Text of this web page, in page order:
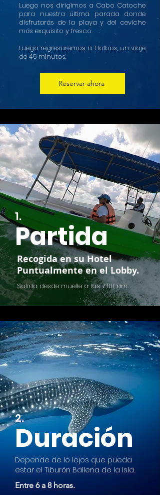
Luego nos dirigimos a Cabo Catoche
para nuestra última parada donde
disfrutarás de la playa y del ceviche
más exquisito y fresco.
Luego regresaremos a Holbox, un viaje
de 45 minutos.
Reservar ahora
1.
Partida
Recogida en su Hotel
Puntualmente en el Lobby.
Salida desde muelle a las 7:00 am.
2.
Duración
Depende de lo lejos que pueda
estar el Tiburón Ballena de la Isla.
Entre 6 a 8 horas.